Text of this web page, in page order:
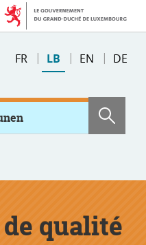
Sich
Changer
FR LB EN DE
qualité